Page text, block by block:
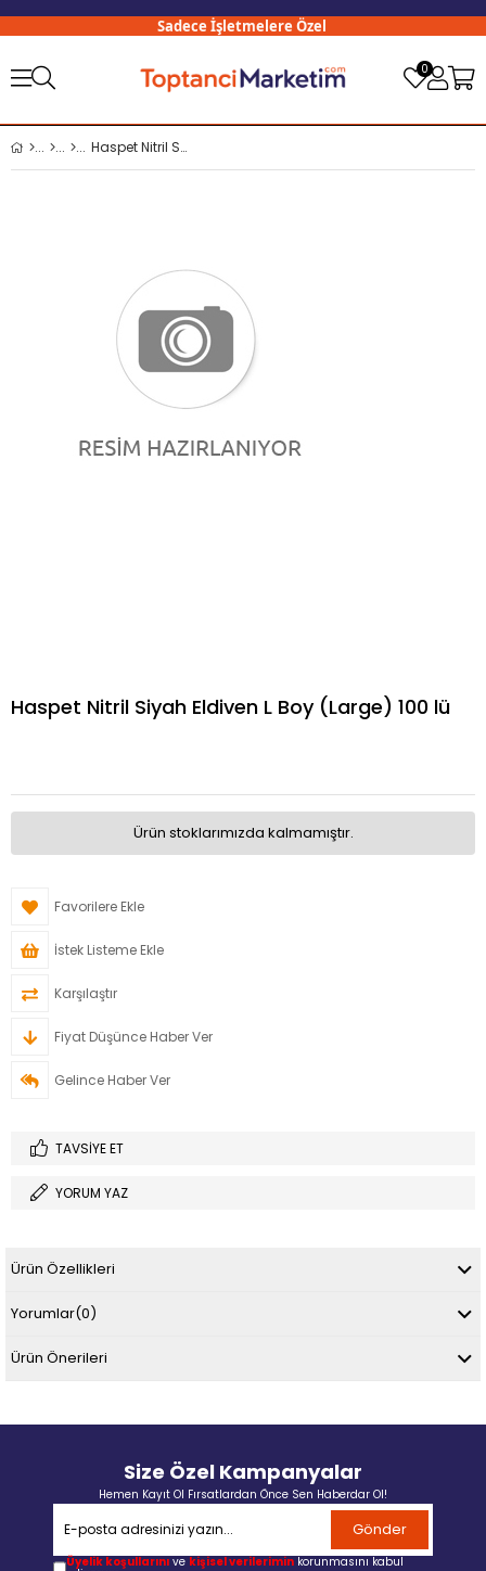
Sadece İşletmelere Özel
0
Haspet Nitril Siyah Eldiven L Boy (Large) 100 lü
Haspet Nitril Siyah Eldiven L Boy (Large) 100 lü
Ürün stoklarımızda kalmamıştır.
Favorilere Ekle
İstek Listeme Ekle
Karşılaştır
Fiyat Düşünce Haber Ver
Gelince Haber Ver
TAVSIYE ET
YORUM YAZ
Ürün Özellikleri
Yorumlar(0)
Ürün Önerileri
Size Özel Kampanyalar
Hemen Kayıt Ol Fırsatlardan Önce Sen Haberdar Ol!
Gönder
Üyelik koşullarını ve kişisel verilerimin korunmasını kabul